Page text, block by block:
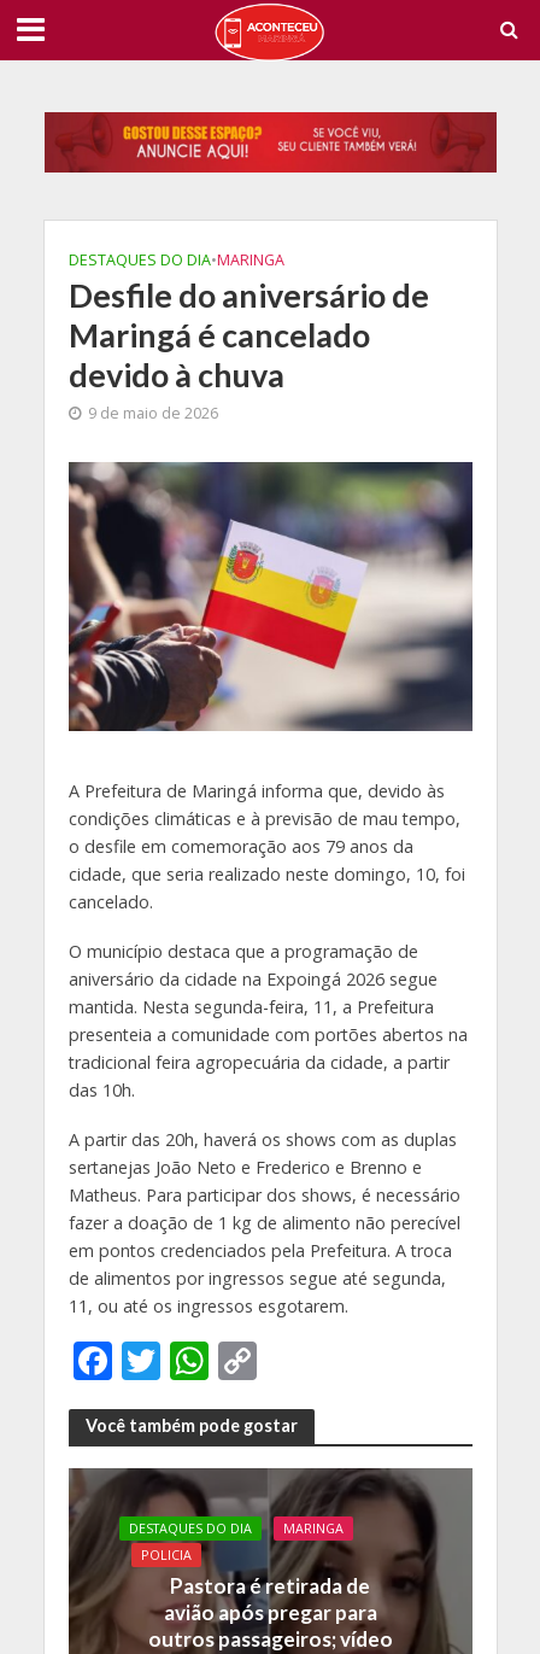
DESTAQUES DO DIA•MARINGA
Desfile do aniversário de
Maringá é cancelado
devido à chuva
9 de maio de 2026
A Prefeitura de Maringá informa que, devido às
condições climáticas e à previsão de mau tempo,
o desfile em comemoração aos 79 anos da
cidade, que seria realizado neste domingo, 10, foi
cancelado.
O município destaca que a programação de
aniversário da cidade na Expoingá 2026 segue
mantida. Nesta segunda-feira, 11, a Prefeitura
presenteia a comunidade com portões abertos na
tradicional feira agropecuária da cidade, a partir
das 10h.
A partir das 20h, haverá os shows com as duplas
sertanejas João Neto e Frederico e Brenno e
Matheus. Para participar dos shows, é necessário
fazer a doação de 1 kg de alimento não perecível
em pontos credenciados pela Prefeitura. A troca
de alimentos por ingressos segue até segunda,
11, ou até os ingressos esgotarem.
F
ac
e
b
o
o
k
T
w
itt
er
W
h
at
s
A
p
p
C
o
p
y
Li
n
k
Você também pode gostar
DESTAQUES DO DIA
MARINGA
POLICIA
Pastora é retirada de
avião após pregar para
outros passageiros; vídeo